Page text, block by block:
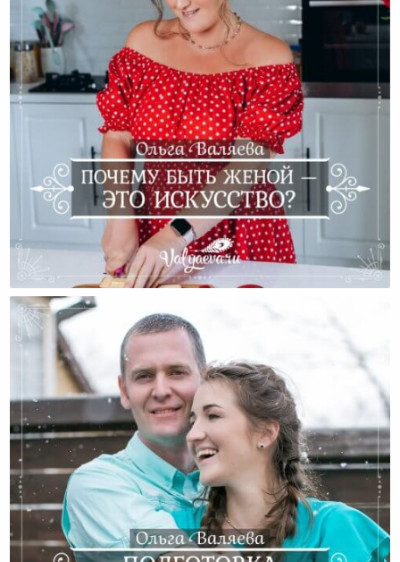
Почему Быть Женой — Это Искусство?